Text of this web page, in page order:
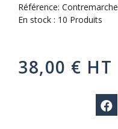
Référence: Contremarche
En stock : 10 Produits
38,00 € HT